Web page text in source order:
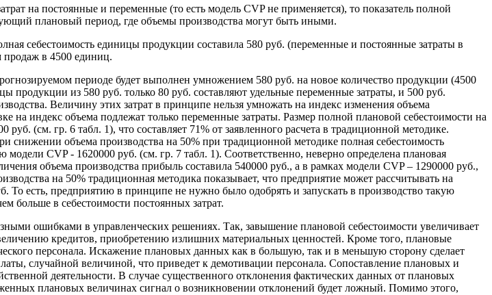
на постоянные и переменные (то есть модель CVP не применяется), то показатель полной
плановый период, где объемы производства могут быть иными.
себестоимость единицы продукции составила 580 руб. (переменные и постоянные затраты в
продаж в 4500 единиц.
периоде будет выполнен умножением 580 руб. на новое количество продукции (4500
продукции из 580 руб. только 80 руб. составляют удельные переменные затраты, и 500 руб.
Величину этих затрат в принципе нельзя умножать на индекс изменения объема
на индекс объема подлежат только переменные затраты. Размер полной плановой себестоимости на
(см. гр. 6 табл. 1), что составляет 71% от заявленного расчета в традиционной методике.
объема производства на 50% при традиционной методике полная себестоимость
CVP - 1620000 руб. (см. гр. 7 табл. 1). Соответственно, неверно определена плановая
объема производства прибыль составила 540000 руб., а в рамках модели CVP – 1290000 руб.,
на 50% традиционная методика показывает, что предприятие может рассчитывать на
То есть, предприятию в принципе не нужно было одобрять и запускать в производство такую
больше в себестоимости постоянных затрат.
ошибками в управленческих решениях. Так, завышение плановой себестоимости увеличивает
кредитов, приобретению излишних материальных ценностей. Кроме того, плановые
персонала. Искажение плановых данных как в большую, так и в меньшую сторону сделает
случайной величиной, что приведет к демотивации персонала. Сопоставление плановых и
деятельности. В случае существенного отклонения фактических данных от плановых
плановых величинах сигнал о возникновении отклонений будет ложный. Помимо этого,